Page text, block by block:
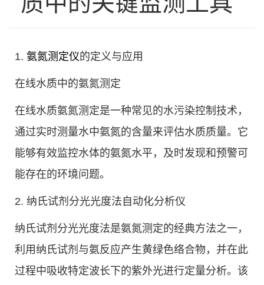
1. 氨氮测定仪的定义与应用
在线水质中的氨氮测定
在线水质氨氮测定是一种常见的水污染控制技术，
通过实时测量水中氨氮的含量来评估水质质量。它
能够有效监控水体的氨氮水平，及时发现和预警可
能存在的环境问题。
2. 纳氏试剂分光光度法自动化分析仪
纳氏试剂分光光度法是氨氮测定的经典方法之一，
利用纳氏试剂与氨反应产生黄绿色络合物，并在此
过程中吸收特定波长下的紫外光进行定量分析。该